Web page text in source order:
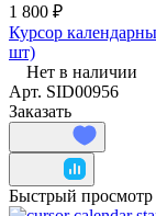
1 800 ₽
Курсор
шт)
Нет в наличии
Арт. SID00956
Заказать
Быстрый просмотр